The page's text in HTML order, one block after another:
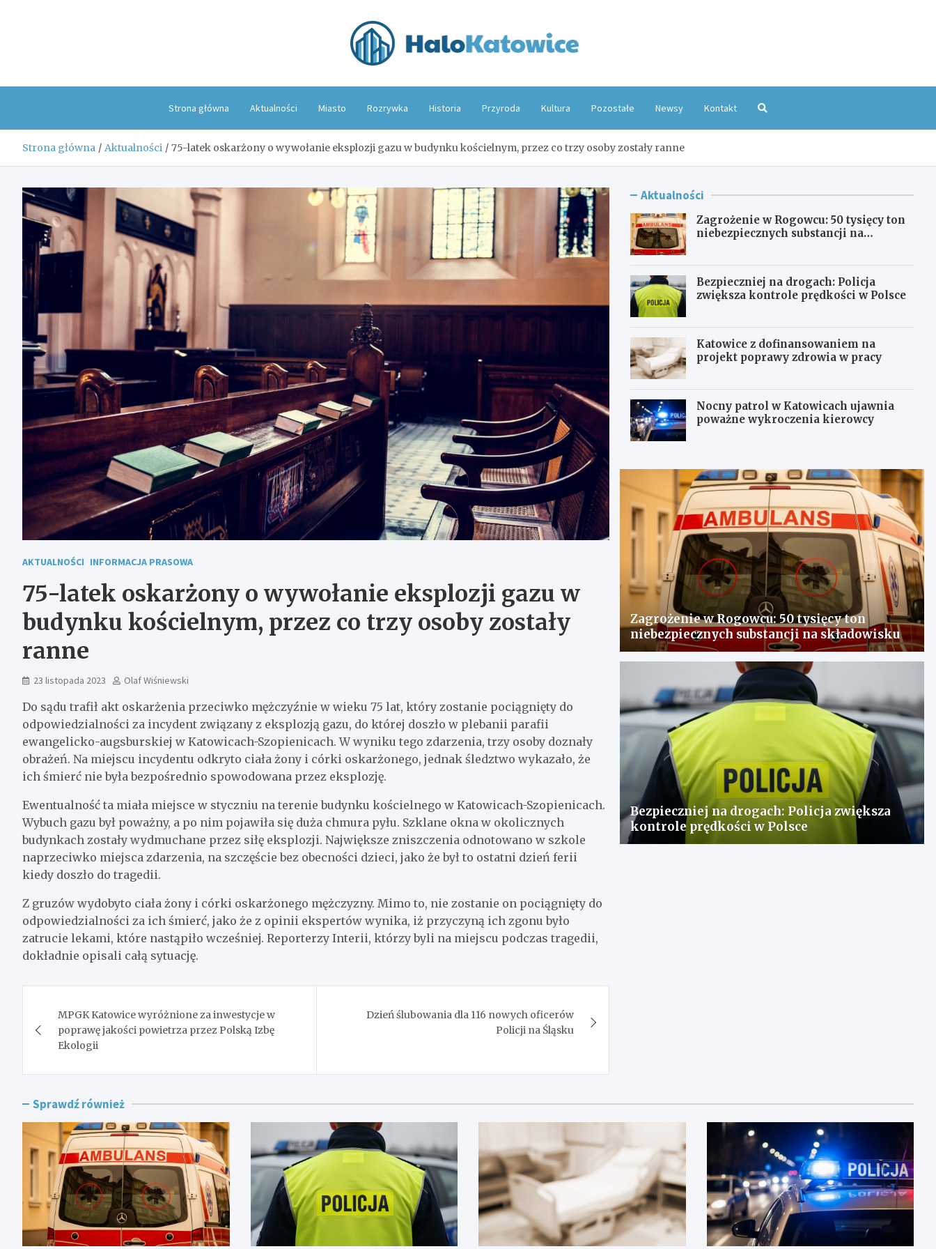
Strona główna Aktualności Miasto Rozrywka Historia Przyroda Kultura Pozostałe Newsy Kontakt
Strona główna Aktualności 75-latek oskarżony o wywołanie eksplozji gazu w budynku kościelnym, przez co trzy osoby zostały ranne
AKTUALNOŚCI INFORMACJA PRASOWA
75-latek oskarżony o wywołanie eksplozji gazu w
budynku kościelnym, przez co trzy osoby zostały
ranne
23 listopada 2023 Olaf Wiśniewski
Do sądu trafił akt oskarżenia przeciwko mężczyźnie w wieku 75 lat, który zostanie pociągnięty do
odpowiedzialności za incydent związany z eksplozją gazu, do której doszło w plebanii parafii
ewangelicko-augsburskiej w Katowicach-Szopienicach. W wyniku tego zdarzenia, trzy osoby doznały
obrażeń. Na miejscu incydentu odkryto ciała żony i córki oskarżonego, jednak śledztwo wykazało, że
ich śmierć nie była bezpośrednio spowodowana przez eksplozję.
Ewentualność ta miała miejsce w styczniu na terenie budynku kościelnego w Katowicach-Szopienicach.
Wybuch gazu był poważny, a po nim pojawiła się duża chmura pyłu. Szklane okna w okolicznych
budynkach zostały wydmuchane przez siłę eksplozji. Największe zniszczenia odnotowano w szkole
naprzeciwko miejsca zdarzenia, na szczęście bez obecności dzieci, jako że był to ostatni dzień ferii
kiedy doszło do tragedii.
Z gruzów wydobyto ciała żony i córki oskarżonego mężczyzny. Mimo to, nie zostanie on pociągnięty do
odpowiedzialności za ich śmierć, jako że z opinii ekspertów wynika, iż przyczyną ich zgonu było
zatrucie lekami, które nastąpiło wcześniej. Reporterzy Interii, którzy byli na miejscu podczas tragedii,
dokładnie opisali całą sytuację.
wpisu
MPGK Katowice wyróżnione za inwestycje w
poprawę jakości powietrza przez Polską Izbę
Ekologii
Dzień ślubowania dla 116 nowych oficerów
Policji na Śląsku
Aktualności
Zagrożenie w Rogowcu: 50 tysięcy ton
niebezpiecznych substancji na
Bezpieczniej na drogach: Policja
zwiększa kontrole prędkości w Polsce
Katowice z dofinansowaniem na
projekt poprawy zdrowia w pracy
Nocny patrol w Katowicach ujawnia
poważne wykroczenia kierowcy
Zagrożenie w Rogowcu: 50 tysięcy ton
niebezpiecznych substancji na składowisku
Bezpieczniej na drogach: Policja zwiększa
kontrole prędkości w Polsce
Sprawdź również